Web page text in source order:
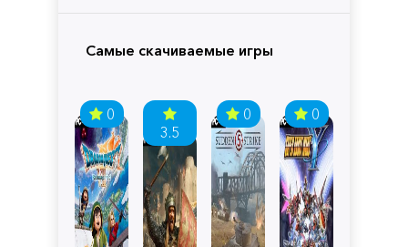
Самые скачиваемые игры
0
3.5
0 0